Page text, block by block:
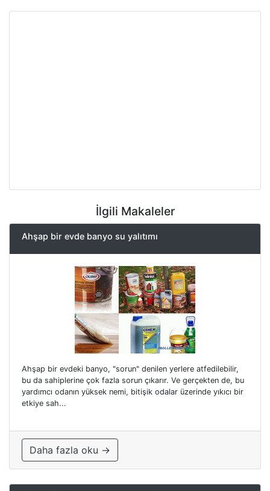
İlgili Makaleler
Ahşap bir evde banyo su yalıtımı
Ahşap bir evdeki banyo, "sorun" denilen yerlere atfedilebilir,
bu da sahiplerine çok fazla sorun çıkarır. Ve gerçekten de, bu
yardımcı odanın yüksek nemi, bitişik odalar üzerinde yıkıcı bir
etkiye sah...
Daha fazla oku →